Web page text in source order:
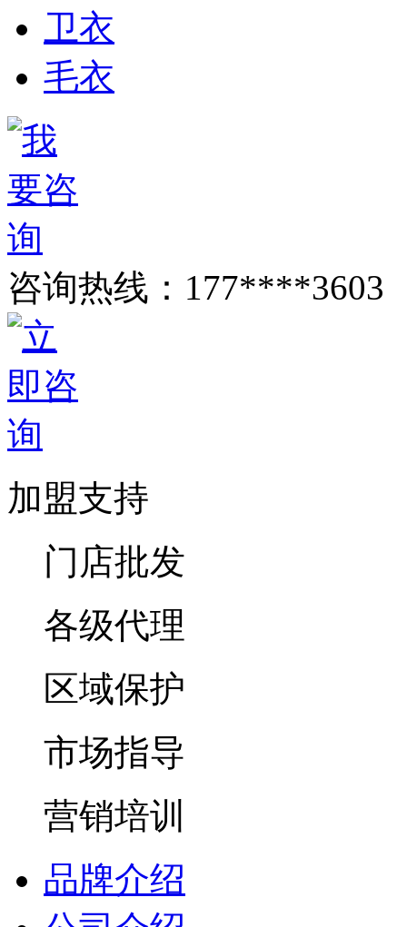
卫衣
毛衣
咨询热线： 177****3603
加盟支持
门店批发
各级代理
区域保护
市场指导
营销培训
品牌介绍